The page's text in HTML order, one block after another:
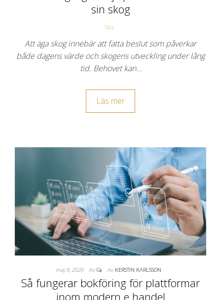
sin skog
Tips
Att äga skog innebär att fatta beslut som påverkar
både dagens värde och skogens utveckling under lång
tid. Behovet kan…
Läs mer
maj 8, 2026 Av Av KERSTIN KARLSSON
Så fungerar bokföring för plattformar
inom modern e handel